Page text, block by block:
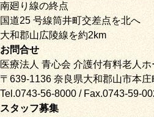
南廻り線の終点
国道25 号線筒井町交差点を北へ
大和郡山広陵線を約2km
お問合せ
医療法人 青心会 介護付有料老人
〒639-1136 奈良県大和郡山市本庄
Tel.0743-56-8000 / Fax.0743-59-
スタッフ募集